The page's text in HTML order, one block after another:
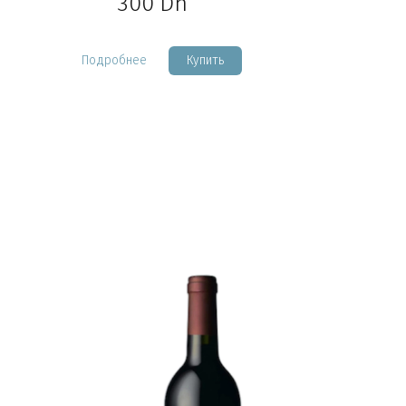
Подробнее Купить